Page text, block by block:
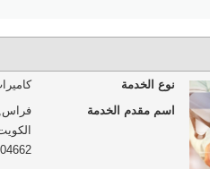
نوع الخدمة
اسم مقدم الخدمة
فراس,